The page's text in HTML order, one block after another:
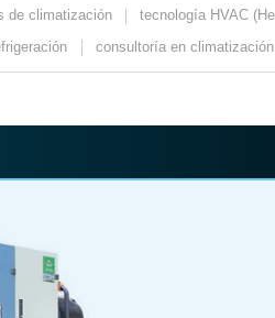
de climatización tecnología HVAC
consultoría en climatización